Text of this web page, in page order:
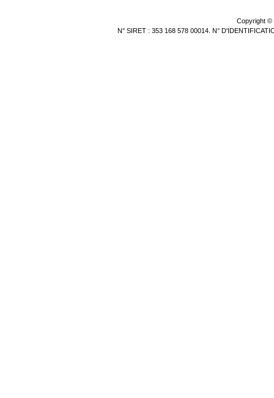
Copyright ©
N° SIRET : 353 168 578 00014. N°